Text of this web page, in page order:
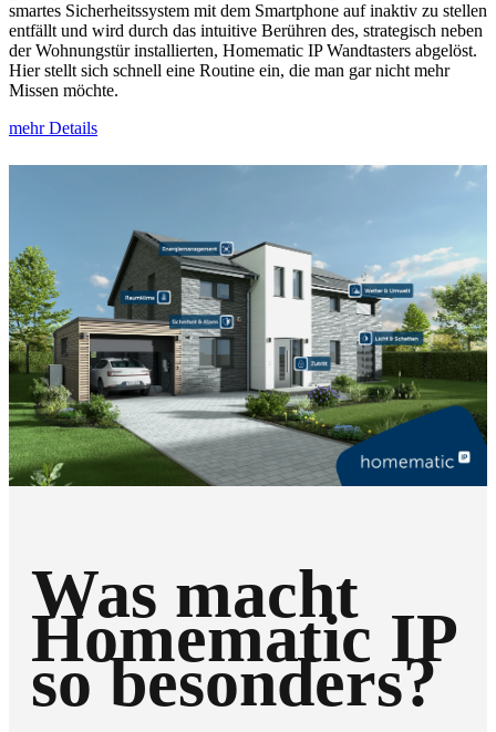
smartes Sicherheitssystem mit dem Smartphone auf inaktiv zu stellen
entfällt und wird durch das intuitive Berühren des, strategisch neben
der Wohnungstür installierten, Homematic IP Wandtasters abgelöst.
Hier stellt sich schnell eine Routine ein, die man gar nicht mehr
Missen möchte.
mehr Details
Was macht
Homematic IP
so besonders?